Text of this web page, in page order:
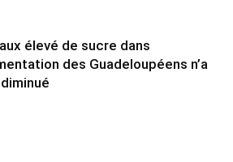
élevé de sucre dans
des Guadeloupéens n’a